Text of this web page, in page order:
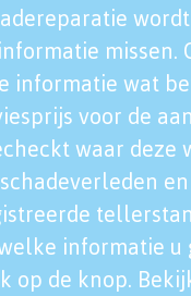
missen.
informatie wat
voor de
waar deze
informatie u
op de knop.